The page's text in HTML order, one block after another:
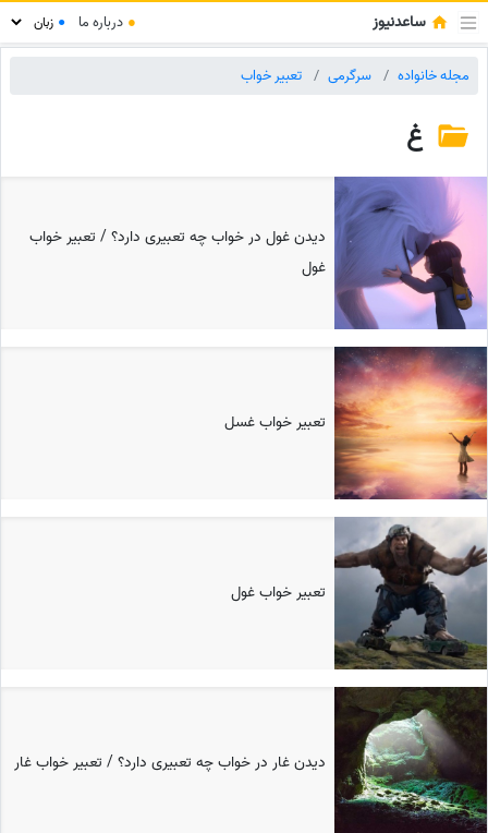
ساعدنیوز ● درباره ما ●
مجله خانواده سرگرمی تعبیر خواب
غ
دیدن غول در خواب چه تعبیری دارد؟ / تعبیر خواب
غول
تعبیر خواب غسل
تعبیر خواب غول
دیدن غار در خواب چه تعبیری دارد؟ / تعبیر خواب غار